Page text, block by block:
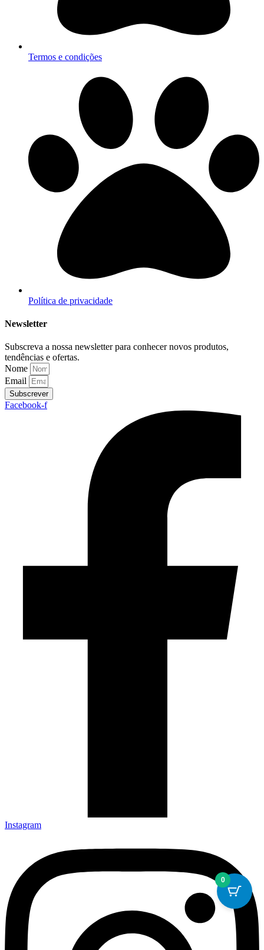
Termos e condições
Política de privacidade
Newsletter
Subscreva a nossa newsletter para conhecer novos produtos,
tendências e ofertas.
Nome
Email
Subscrever
Facebook-f
Instagram
0